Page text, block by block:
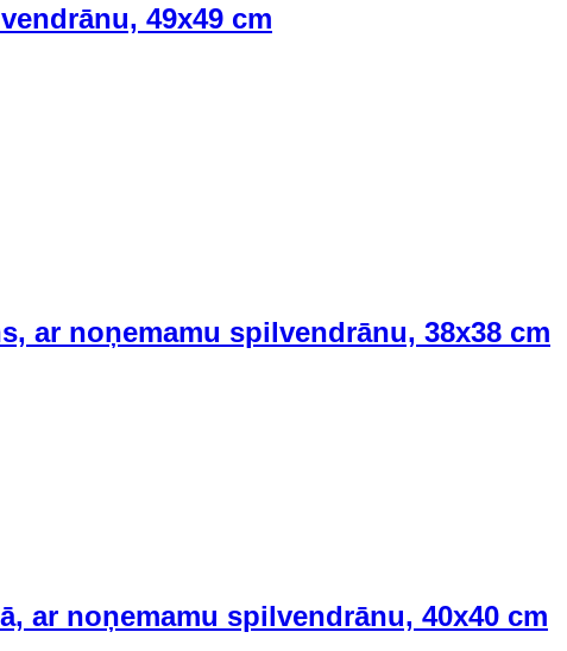
49x49 cm
ar noņemamu spilvendrānu, 38x38 cm
ar noņemamu spilvendrānu, 40x40 cm